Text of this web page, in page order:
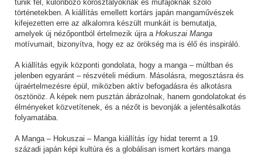
tűnik fel, különböző korosztályoknak és műfajoknak szóló
történetekben. A kiállítás emellett kortárs japán mangaművészek
kifejezetten erre az alkalomra készült munkáit is bemutatja,
amelyek új nézőpontból értelmezik újra a Hokuszai Manga
motívumait, bizonyítva, hogy ez az örökség ma is élő és inspiráló.
A kiállítás egyik központi gondolata, hogy a manga – múltban és
jelenben egyaránt – részvételi médium. Másolásra, megosztásra és
újraértelmezésre épül, miközben aktív befogadásra és alkotásra
ösztönöz. A képek nem pusztán ábrázolnak, hanem gondolatokat és
élményeket közvetítenek, és a nézőt is bevonják a jelentésalkotás
folyamatába.
A Manga – Hokuszai – Manga kiállítás így hidat teremt a 19.
századi japán képi kultúra és a globálisan ismert kortárs manga